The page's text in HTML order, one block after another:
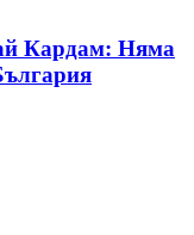
Кардам: Няма